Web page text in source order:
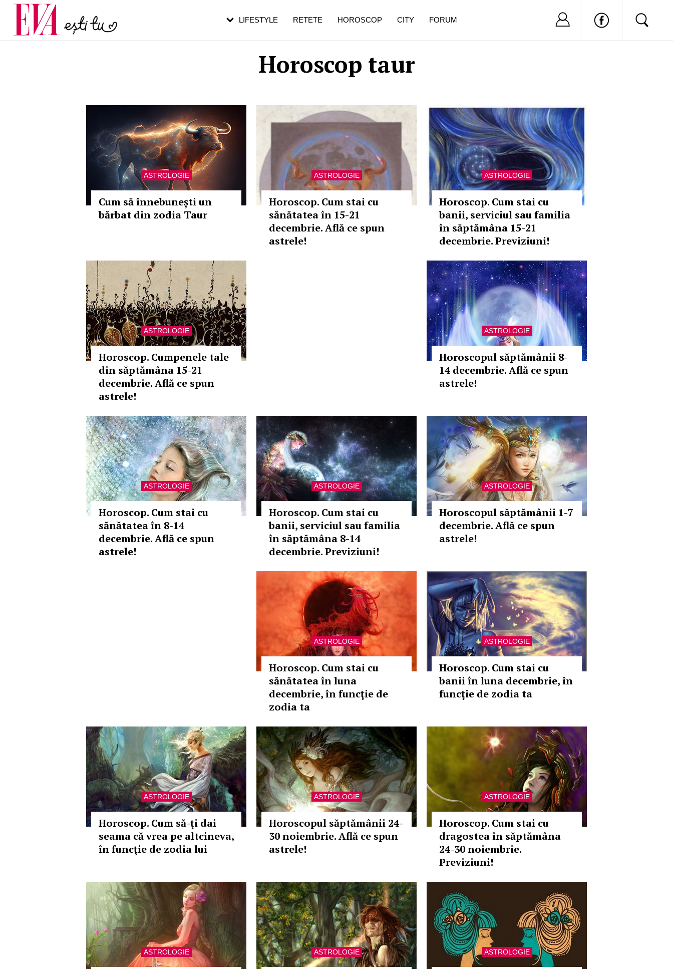
Horoscop taur
ASTROLOGIE
Cum să înnebunești un
bărbat din zodia Taur
ASTROLOGIE
Horoscop. Cum stai cu
sănătatea în 15-21
decembrie. Află ce spun
astrele!
ASTROLOGIE
Horoscop. Cum stai cu
banii, serviciul sau familia
în săptămâna 15-21
decembrie. Previziuni!
ASTROLOGIE
Horoscop. Cumpenele tale
din săptămâna 15-21
decembrie. Află ce spun
astrele!
ASTROLOGIE
Horoscopul săptămânii 8-
14 decembrie. Află ce spun
astrele!
ASTROLOGIE
Horoscop. Cum stai cu
sănătatea în 8-14
decembrie. Află ce spun
astrele!
ASTROLOGIE
Horoscop. Cum stai cu
banii, serviciul sau familia
în săptămâna 8-14
decembrie. Previziuni!
ASTROLOGIE
Horoscopul săptămânii 1-7
decembrie. Află ce spun
astrele!
ASTROLOGIE
Horoscop. Cum stai cu
sănătatea în luna
decembrie, în funcţie de
zodia ta
ASTROLOGIE
Horoscop. Cum stai cu
banii în luna decembrie, în
funcţie de zodia ta
ASTROLOGIE
Horoscop. Cum să-ţi dai
seama că vrea pe altcineva,
în funcţie de zodia lui
ASTROLOGIE
Horoscopul săptămânii 24-
30 noiembrie. Află ce spun
astrele!
ASTROLOGIE
Horoscop. Cum stai cu
dragostea în săptămâna
24-30 noiembrie.
Previziuni!
ASTROLOGIE ASTROLOGIE ASTROLOGIE
LIFESTYLE RETETE HOROSCOP CITY FORUM Nu ai cont?
Carieră
Actualitate
pe măsură ce înaintezi în vârstă
de dureroasă este investigația